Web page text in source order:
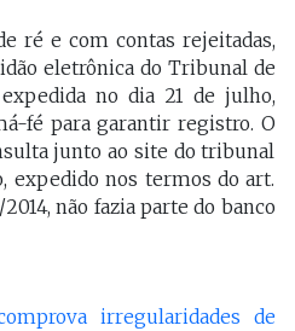
ré e com contas rejeitadas,
eletrônica do Tribunal de
no dia 21 de julho,
fé para garantir registro. O
junto ao site do tribunal
expedido nos termos do art.
não fazia parte do banco
irregularidades de